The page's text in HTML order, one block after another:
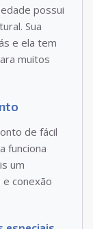
possui
Sua
e ela tem
muitos
de fácil
funciona
um
conexão